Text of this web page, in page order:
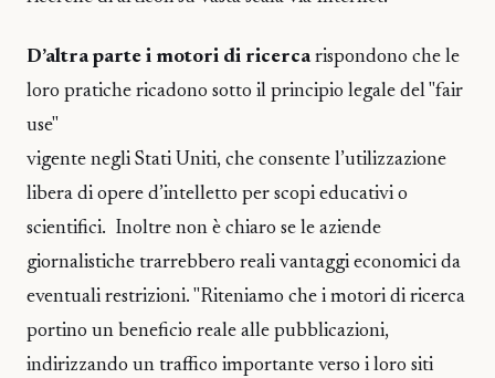
D’altra parte i motori di ricercarispondono che le
loro pratiche ricadono sotto il principio legale del "fair
use"
vigente negli Stati Uniti, che consente l’utilizzazione
libera di opere d’intelletto per scopi educativi o
scientifici. Inoltre non è chiaro se le aziende
giornalistiche trarrebbero reali vantaggi economici da
eventuali restrizioni. "Riteniamo che i motori di ricerca
portino un beneficio reale alle pubblicazioni,
indirizzando un traffico importante verso i loro siti